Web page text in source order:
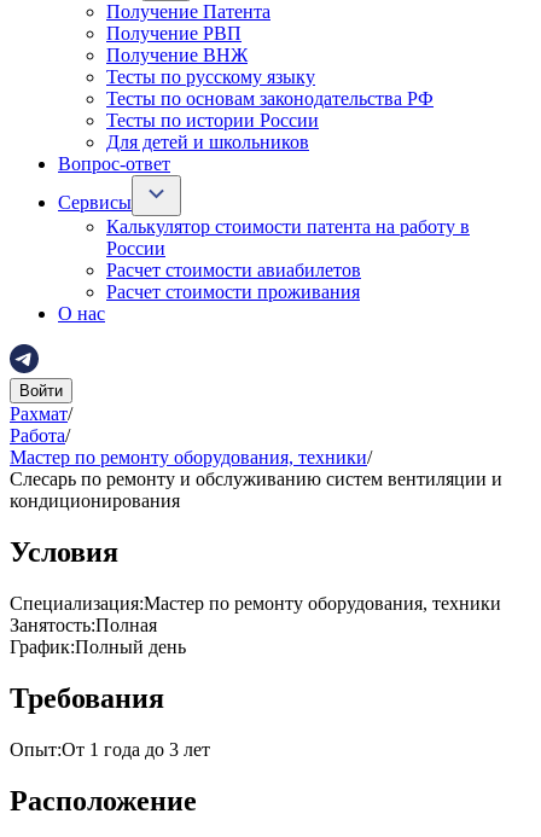
Получение Патента
Получение РВП
Получение ВНЖ
Тесты по русскому языку
Тесты по основам законодательства РФ
Тесты по истории России
Для детей и школьников
Вопрос-ответ
Сервисы
Калькулятор стоимости патента на работу в
России
Расчет стоимости авиабилетов
Расчет стоимости проживания
О нас
Войти
Рахмат/
Работа/
Мастер по ремонту оборудования, техники/
Слесарь по ремонту и обслуживанию систем вентиляции и
кондиционирования
Условия
Специализация:Мастер по ремонту оборудования, техники
Занятость:Полная
График:Полный день
Требования
Опыт:От 1 года до 3 лет
Расположение